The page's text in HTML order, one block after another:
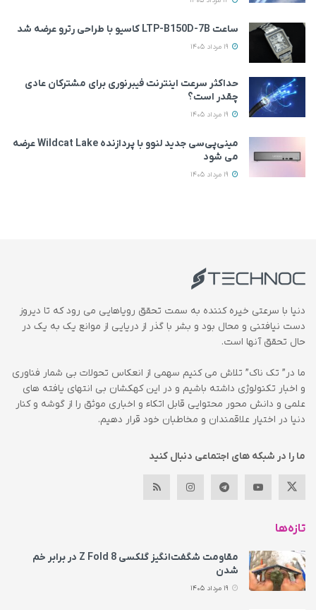
ساعت LTP-B150D-7B کاسیو با طراحی رترو عرضه شد
حداکثر سرعت اینترنت فیبرنوری برای مشترکان عادی
چقدر است؟
مینی‌پی‌سی جدید لنوو با پردازنده Wildcat Lake عرضه
می‌ شود
دنیا با سرعتی خیره کننده به سمت تحقق رویاهایی می رود که تا دیروز
دست نیافتنی و محال بود و بشر با گذر از دریایی از موانع یک به یک در
حال تحقق آنها است.
ما در” تک ناک” تلاش می کنیم سهمی از انعکاس تحولات بی شمار فناوری
و اخبار تکنولوژی داشته باشیم و در این کهکشان بی انتهای یافته های
علمی و دانش محور محتوایی قابل اتکاء و اخباری موثق را از گوشه و کنار
دنیا در اختیار علاقمندان و مخاطبان خود قرار دهیم.
ما را در شبکه های اجتماعی دنبال کنید
تازه‌ها
مقاومت شگفت‌انگیز گلکسی Z Fold 8 در برابر خم
شدن